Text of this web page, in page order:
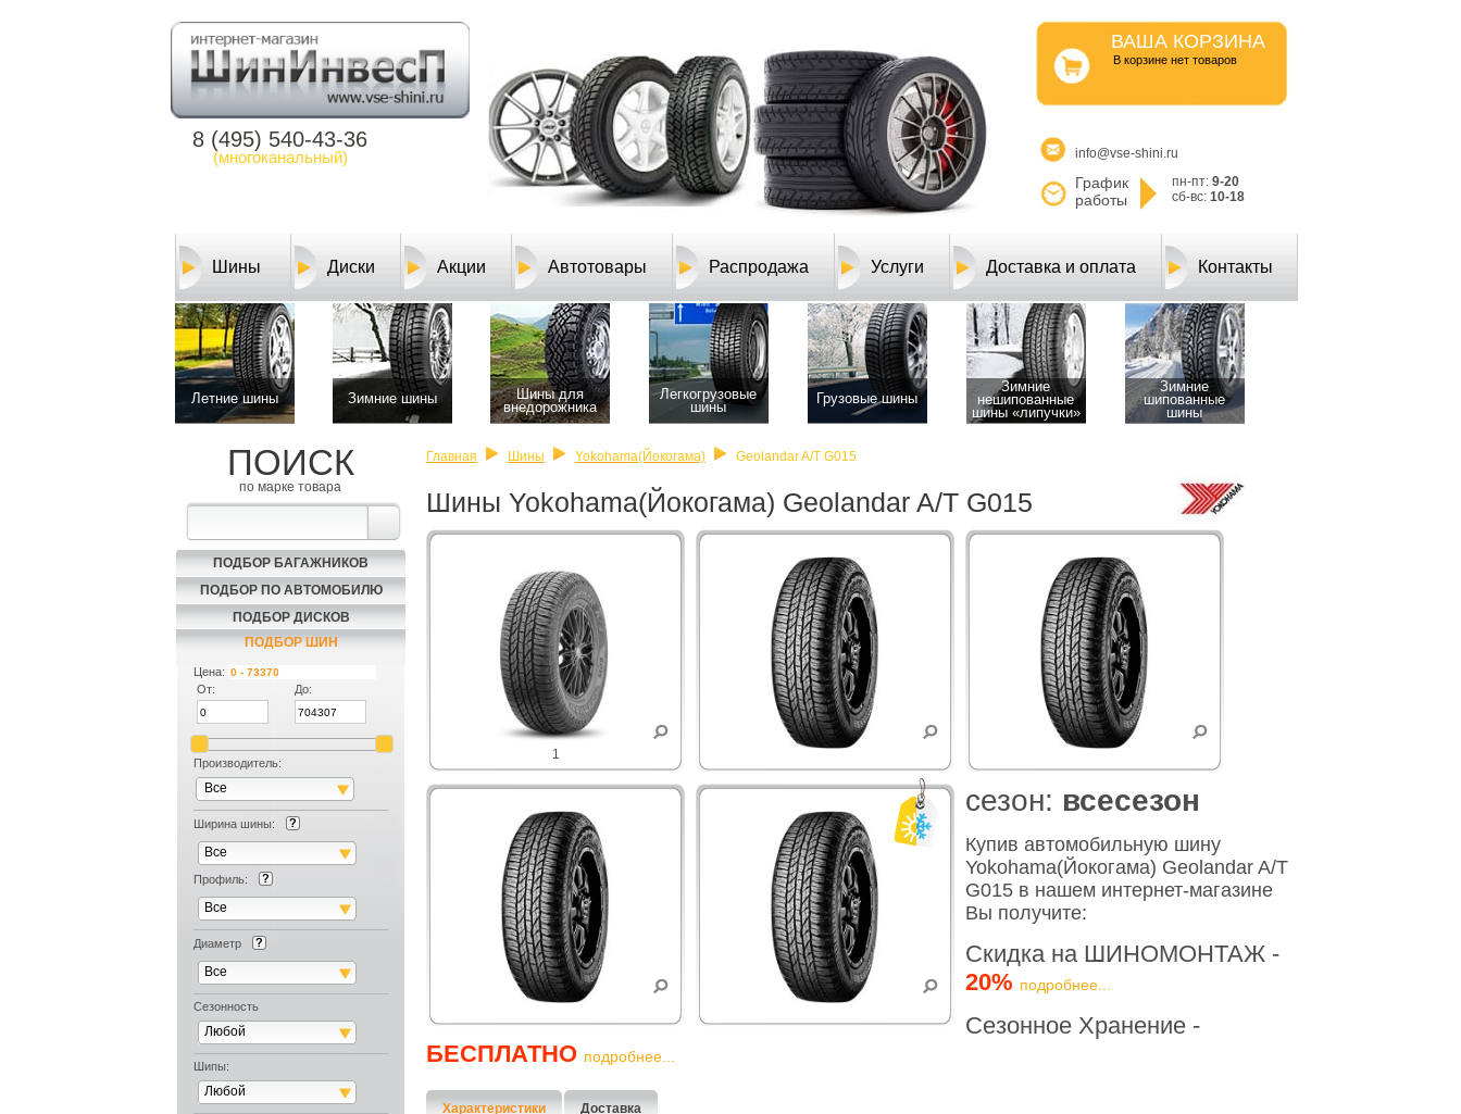
8 (495) 540-43-36
(многоканальный)
ВАША КОРЗИНА
B корзине нет товаров
info@vse-shini.ru
График
работы
пн-пт: 9-20
сб-вс: 10-18
Шины Диски Акции Автотовары Распродажа Услуги Доставка и оплата Контакты
Летние шины Зимние шины
Шины для
внедорожника
Легкогрузовые
шины
Грузовые шины
Зимние
нешипованные
шины «липучки»
Зимние
шипованные
шины
ПОИСК
по марке товара
ПОДБОР БАГАЖНИКОВ
ПОДБОР ПО АВТОМОБИЛЮ
ПОДБОР ДИСКОВ
ПОДБОР ШИН
Цена:
От:
До:
Производитель:
Все
Ширина шины:
Все
Профиль:
Все
Диаметр
Все
Сезонность
Любой
Шипы:
Любой
Главная Шины Yokohama(Йокогама) Geolandar A/T G015
Шины Yokohama(Йокогама) Geolandar A/T G015
1
cезон: всесезон
Купив автомобильную шину
Yokohama(Йокогама) Geolandar A/T
G015 в нашем интернет-магазине
Вы получите:
Скидка на ШИНОМОНТАЖ -
20% подробнее...
Сезонное Хранение -
БЕСПЛАТНО подробнее...
Характеристики Доставка